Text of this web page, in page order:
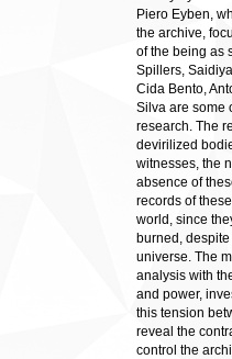
Piero Eyben,
the archive,
of the being as
Spillers,
Cida Bento,
Silva are some
research. The
devirilized
witnesses, the
absence of
records of
world, since
burned,
universe. The
analysis with
and power,
this tension
reveal the
control the